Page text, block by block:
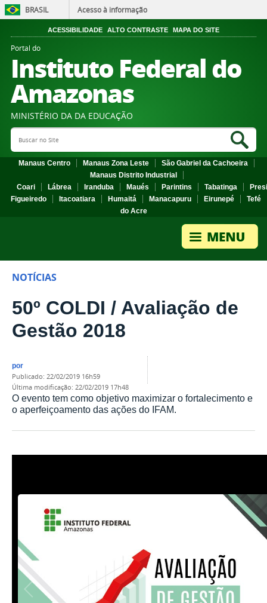
BRASIL Acesso à informação
ACESSIBILIDADE ALTO CONTRASTE MAPA DO SITE
Portal do
Instituto Federal do
Amazonas
MINISTÉRIO DA DA EDUCAÇÃO
Search Site
Manaus Centro Manaus Zona Leste
São Gabriel da Cachoeira
Manaus Distrito Industrial
Coari
Lábrea Iranduba Maués Parintins Tabatinga
Figueiredo
Itacoatiara Humaitá Manacapuru Eirunepé
Tefé
do Acre
NOTÍCIAS
50º COLDI / Avaliação de
Gestão 2018
por
publicado: 22/02/2019 16h59
última modificação: 22/02/2019 17h48
O evento tem como objetivo maximizar o fortalecimento e
o aperfeiçoamento das ações do IFAM.